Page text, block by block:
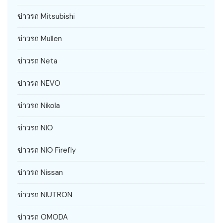
ข่าวรถ Mitsubishi
ข่าวรถ Mullen
ข่าวรถ Neta
ข่าวรถ NEVO
ข่าวรถ Nikola
ข่าวรถ NIO
ข่าวรถ NIO Firefly
ข่าวรถ Nissan
ข่าวรถ NIUTRON
ข่าวรถ OMODA